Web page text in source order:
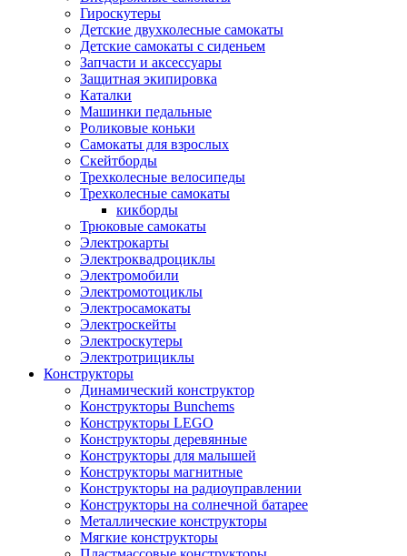
Гироскутеры
Детские двухколесные самокаты
Детские самокаты с сиденьем
Запчасти и аксессуары
Защитная экипировка
Каталки
Машинки педальные
Роликовые коньки
Самокаты для взрослых
Скейтборды
Трехколесные велосипеды
Трехколесные самокаты
кикборды
Трюковые самокаты
Электрокарты
Электроквадроциклы
Электромобили
Электромотоциклы
Электросамокаты
Электроскейты
Электроскутеры
Электротрициклы
Конструкторы
Динамический конструктор
Конструкторы Bunchems
Конструкторы LEGO
Конструкторы деревянные
Конструкторы для малышей
Конструкторы магнитные
Конструкторы на радиоуправлении
Конструкторы на солнечной батарее
Металлические конструкторы
Мягкие конструкторы